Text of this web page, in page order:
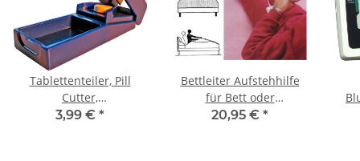
Tablettenteiler, Pill
Cutter,
Tablettenzerteiler mit
3,99 € *
Bettleiter Aufstehhilfe
für Bett oder
Badewanne
20,95 € *